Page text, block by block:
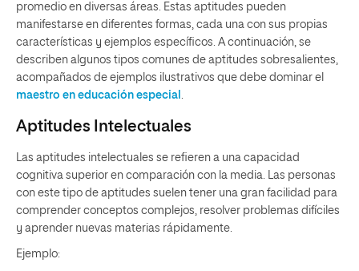
promedio en diversas áreas. Estas aptitudes pueden
manifestarse en diferentes formas, cada una con sus propias
características y ejemplos específicos. A continuación, se
describen algunos tipos comunes de aptitudes sobresalientes,
acompañados de ejemplos ilustrativos que debe dominar el
maestro en educación especial
Aptitudes Intelectuales
Las aptitudes intelectuales se refieren a una capacidad
cognitiva superior en comparación con la media. Las personas
con este tipo de aptitudes suelen tener una gran facilidad para
comprender conceptos complejos, resolver problemas difíciles
y aprender nuevas materias rápidamente.
Ejemplo: